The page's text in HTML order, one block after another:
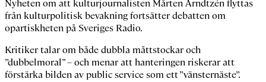
Nyheten om att kulturjournalisten Mårten Arndtzén flyttas
från kulturpolitisk bevakning fortsätter debatten om
opartiskheten på Sveriges Radio.
Kritiker talar om både dubbla måttstockar och
”dubbelmoral” – och menar att hanteringen riskerar att
förstärka bilden av public service som ett ”vänsternäste”.